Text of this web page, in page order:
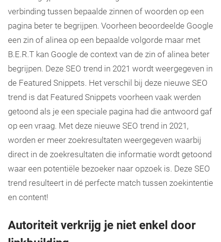
verbinding tussen bepaalde zinnen of woorden op een
pagina beter te begrijpen. Voorheen beoordeelde Google
een zin of alinea op een bepaalde volgorde maar met
B.E.R.T kan Google de context van de zin of alinea beter
begrijpen. Deze SEO trend in 2021 wordt weergegeven in
de Featured Snippets. Het verschil bij deze nieuwe SEO
trend is dat Featured Snippets voorheen vaak werden
getoond als je een speciale pagina had die antwoord gaf
op een vraag. Met deze nieuwe SEO trend in 2021,
worden er meer zoekresultaten weergegeven waarbij
direct in de zoekresultaten die informatie wordt getoond
waar een potentiële bezoeker naar opzoek is. Deze SEO
trend resulteert in dé perfecte match tussen zoekintentie
en content!
Autoriteit verkrijg je niet enkel door